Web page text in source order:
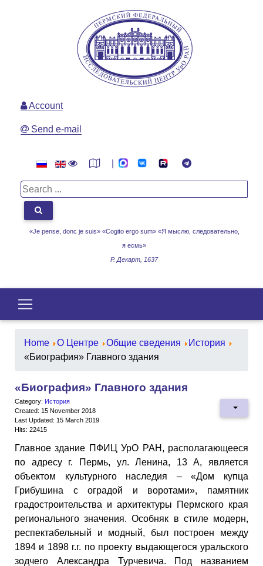
«Je pense, donc je suis» «Cogito ergo sum» «Я мыслю, следовательно,
я есмь»
Р. Декарт, 1637
Account
Send e-mail
Home О Центре Общие сведения
История
«Биография» Главного здания
«Биография» Главного здания
Category: История
Created: 15 November 2018
Last Updated: 15 March 2019
Hits: 22415
Главное здание ПФИЦ УрО РАН, располагающееся
по адресу г. Пермь, ул. Ленина, 13 А, является
объектом культурного наследия – «Дом купца
Грибушина с оградой и воротами», памятник
градостроительства и архитектуры Пермского края
регионального значения. Особняк в стиле модерн,
респектабельный и модный, был построен между
1894 и 1898 г.г. по проекту выдающегося уральского
зодчего Александра Турчевича. Под названием